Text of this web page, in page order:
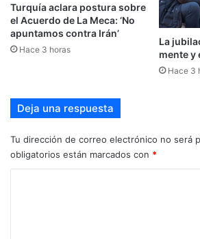
Turquía aclara postura sobre
el Acuerdo de La Meca: ‘No
apuntamos contra Irán’
Hace 3 horas
La
mente y
Hace 3
Deja una respuesta
Tu dirección de correo electrónico no será
obligatorios están marcados con *